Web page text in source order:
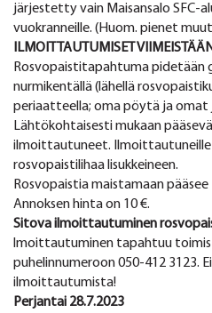
järjestetty vain Maisansalo SFC-
vuokranneille. (Huom. pienet
ILMOITTAUTUMISET
Rosvopaistitapahtuma pidetään
nurmikentällä (lähellä
periaatteella; oma pöytä ja omat
Lähtökohtaisesti mukaan
ilmoittautuneet. Ilmoittautuneille
rosvopaistilihaa lisukkeineen.
Rosvopaistia maistamaan pääsee
Annoksen hinta on 10 €.
Sitova ilmoittautuminen
lmoittautuminen tapahtuu
puhelinnumeroon 050-412 3123.
ilmoittautumista!
Perjantai 28.7.2023